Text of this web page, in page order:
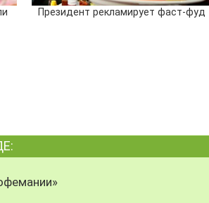
Президент рекламирует фаст-фуд